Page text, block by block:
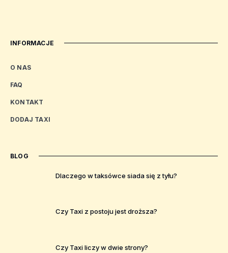
INFORMACJE
O NAS
FAQ
KONTAKT
DODAJ TAXI
BLOG
Dlaczego w taksówce siada się z tyłu?
Czy Taxi z postoju jest droższa?
Czy Taxi liczy w dwie strony?